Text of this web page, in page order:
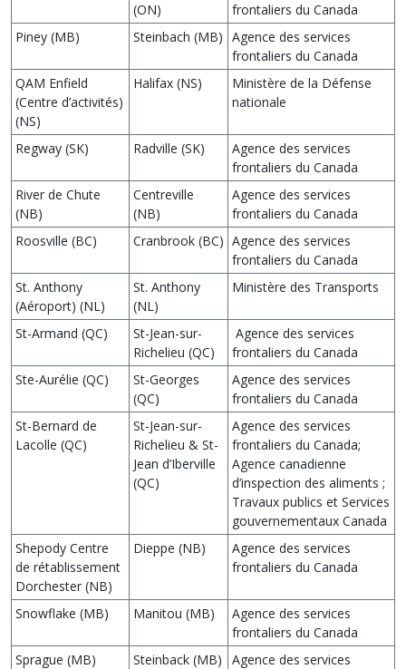
(ON)
frontaliers du Canada
Piney (MB)
Steinbach (MB) Agence des services
frontaliers du Canada
QAM Enfield
(Centre d’activités)
(NS)
Halifax (NS)
Ministère de la Défense
nationale
Regway (SK) Radville (SK)
Agence des services
frontaliers du Canada
River de Chute
(NB)
Centreville
(NB)
Agence des services
frontaliers du Canada
Roosville (BC)
Cranbrook (BC) Agence des services
frontaliers du Canada
St. Anthony
(Aéroport) (NL)
St. Anthony
(NL)
Ministère des Transports
St-Armand (QC)
St-Jean-sur-
Richelieu (QC)
Agence des services
frontaliers du Canada
Ste-Aurélie (QC)
St-Georges
(QC)
Agence des services
frontaliers du Canada
St-Bernard de
Lacolle (QC)
St-Jean-sur-
Richelieu & St-
Jean d’Iberville
(QC)
Agence des services
frontaliers du Canada;
Agence canadienne
d’inspection des aliments ;
Travaux publics et Services
gouvernementaux Canada
Shepody Centre
de rétablissement
Dorchester (NB)
Dieppe (NB)
Agence des services
frontaliers du Canada
Snowflake (MB) Manitou (MB)
Agence des services
frontaliers du Canada
Sprague (MB)
Steinback (MB)
Agence des services